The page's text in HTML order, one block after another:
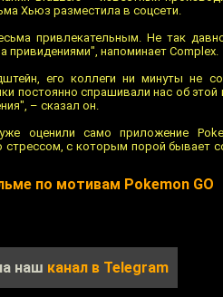
Хьюз разместила в соцсети.
привлекательным. Не так
привидениями", напоминает Complex.
его коллеги ни минуты не
постоянно спрашивали нас об этой
– сказал он.
оценили само приложение
с которым порой бывает
по мотивам Pokemon GO
наш канал в Telegram